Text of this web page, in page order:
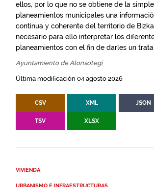
ellos, por lo que no se obtiene de la
planeamientos municipales una
continua y coherente del territorio de
necesario para ello interpretar los
planeamientos con el fin de darles un
Ayuntamiento de Alonsotegi
Última modificación 04 agosto 2026
CSV XML JSON
TSV XLSX
VIVIENDA